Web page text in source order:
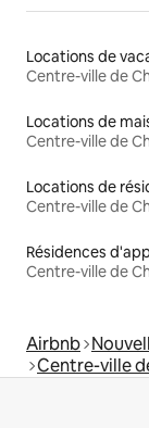
Centre-ville de
Locations de
Centre-ville de
Centre-ville de
Centre-ville de
Airbnb
Centre-ville